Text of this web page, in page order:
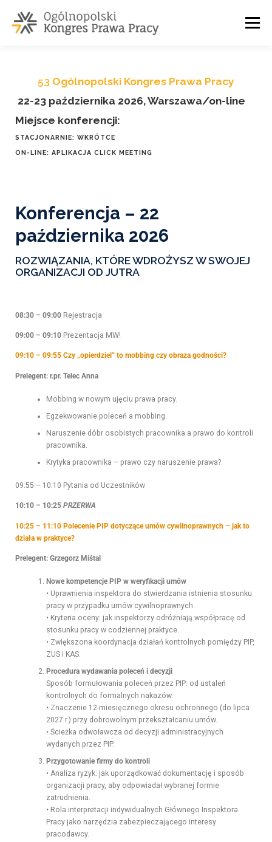
Menu
53 Ogólnopolski Kongres Prawa Pracy
22-23 października 2026, Warszawa/on-line
Miejsce konferencji:
STACJONARNIE: WKRÓTCE
ON-LINE: APLIKACJA CLICK MEETING
Konferencja – 22
października 2026
ROZWIĄZANIA, KTÓRE WDROŻYSZ W SWOJEJ
ORGANIZACJI OD JUTRA
08:30 – 09:00 Rejestracja
09:00 – 09:10 Prezentacja MW!
09:10 – 09:55 Czy „opierdziel” to mobbing czy obraza godności?
Prelegent: r.pr. Telec Anna
Mobbing w nowym ujęciu prawa pracy.
Egzekwowanie poleceń a mobbing.
Naruszenie dóbr osobistych pracownika a prawo do kontroli
pracownika.
Krytyka pracownika – prawo czy naruszenie prawa?
09:55 – 10:10 Pytania od Uczestników
10:10 – 10:25 PRZERWA
10:25 – 11:10 Polecenie PIP dotyczące umów cywilnoprawnych – jak to
działa w praktyce?
Prelegent: Grzegorz Miśtal
Nowe kompetencje PIP w weryfikacji umów
• Uprawnienia inspektora do stwierdzania istnienia stosunku
pracy w przypadku umów cywilnoprawnych.
• Kryteria oceny: jak inspektorzy odróżniają współpracę od
stosunku pracy w codziennej praktyce.
• Zwiększona koordynacja działań kontrolnych pomiędzy PIP,
ZUS i KAS.
Procedura wydawania poleceń i decyzji
Sposób formułowania poleceń przez PIP: od ustaleń
kontrolnych do formalnych nakazów.
• Znaczenie 12-miesięcznego okresu ochronnego (do lipca
2027 r.) przy dobrowolnym przekształcaniu umów.
• Ścieżka odwoławcza od decyzji administracyjnych
wydanych przez PIP.
Przygotowanie firmy do kontroli
• Analiza ryzyk: jak uporządkować dokumentację i sposób
organizacji pracy, aby odpowiadał wybranej formie
zatrudnienia.
• Rola interpretacji indywidualnych Głównego Inspektora
Pracy jako narzędzia zabezpieczającego interesy
pracodawcy.